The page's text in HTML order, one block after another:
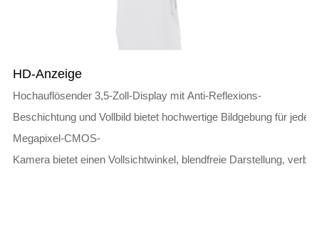
HD-Anzeige
Hochauflösender 3,5-Zoll-Display mit Anti-Reflexions-
Beschichtung und Vollbild bietet hochwertige Bildgebung für
Megapixel-CMOS-
Kamera bietet einen Vollsichtwinkel, blendfreie Darstellung,